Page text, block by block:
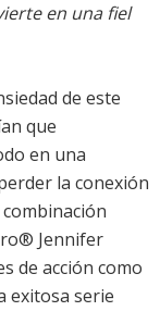
en una fiel
de este
que
en una
la conexión
Jennifer
de acción como
exitosa serie